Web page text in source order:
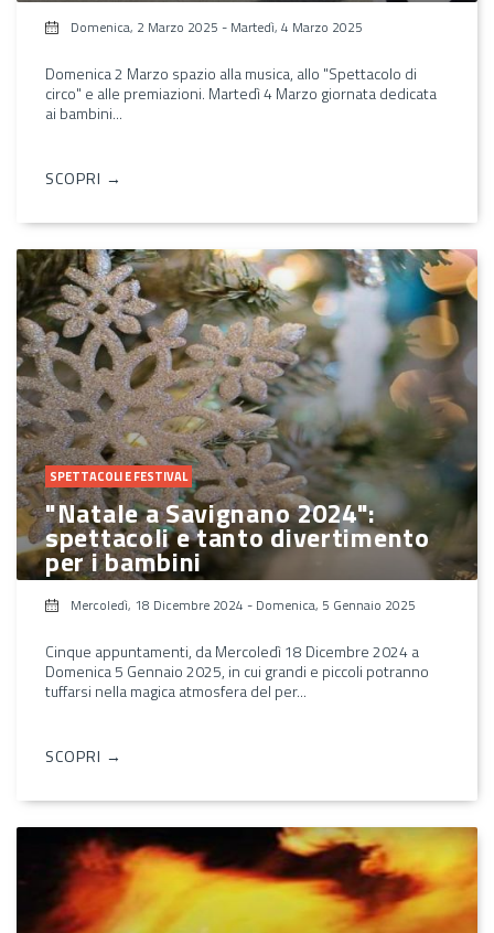
Domenica, 2 Marzo 2025 - Martedì, 4 Marzo 2025
Domenica 2 Marzo spazio alla musica, allo "Spettacolo di
circo" e alle premiazioni. Martedì 4 Marzo giornata dedicata
ai bambini...
SCOPRI →
SPETTACOLI E FESTIVAL
"Natale a Savignano 2024":
spettacoli e tanto divertimento
per i bambini
Mercoledì, 18 Dicembre 2024 - Domenica, 5 Gennaio 2025
Cinque appuntamenti, da Mercoledì 18 Dicembre 2024 a
Domenica 5 Gennaio 2025, in cui grandi e piccoli potranno
tuffarsi nella magica atmosfera del per...
SCOPRI →